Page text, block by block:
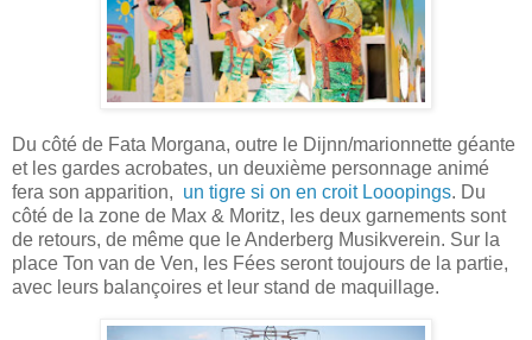
Du côté de Fata Morgana, outre le Dijnn/marionnette géante
et les gardes acrobates, un deuxième personnage animé
fera son apparition, un tigre si on en croit Looopings. Du
côté de la zone de Max & Moritz, les deux garnements sont
de retours, de même que le Anderberg Musikverein. Sur la
place Ton van de Ven, les Fées seront toujours de la partie,
avec leurs balançoires et leur stand de maquillage.